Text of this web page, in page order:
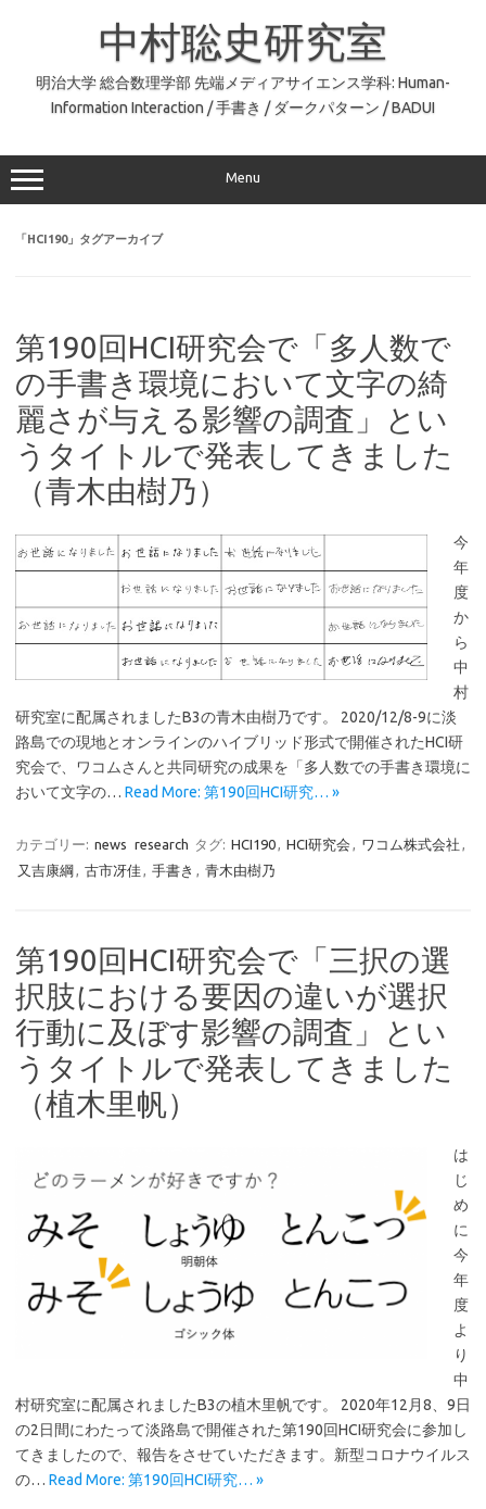
中村聡史研究室
明治大学 総合数理学部 先端メディアサイエンス学科: Human-
Information Interaction / 手書き / ダークパターン / BADUI
Menu
「HCI190」タグアーカイブ
第190回HCI研究会で「多人数で
の手書き環境において文字の綺
麗さが与える影響の調査」とい
うタイトルで発表してきました
（青木由樹乃）
今
年
度
か
ら
中
村
研究室に配属されましたB3の青木由樹乃です。 2020/12/8-9に淡
路島での現地とオンラインのハイブリッド形式で開催されたHCI研
究会で、ワコムさんと共同研究の成果を「多人数での手書き環境に
おいて文字の… Read More: 第190回HCI研究… »
カテゴリー: news research タグ: HCI190, HCI研究会 , ワコム株式会社 ,
又吉康綱 , 古市冴佳, 手書き , 青木由樹乃
第190回HCI研究会で「三択の選
択肢における要因の違いが選択
行動に及ぼす影響の調査」とい
うタイトルで発表してきました
（植木里帆）
は
じ
め
に
今
年
度
よ
り
中
村研究室に配属されましたB3の植木里帆です。 2020年12月8、9日
の2日間にわたって淡路島で開催された第190回HCI研究会に参加し
てきましたので、報告をさせていただきます。新型コロナウイルス
の… Read More: 第190回HCI研究… »